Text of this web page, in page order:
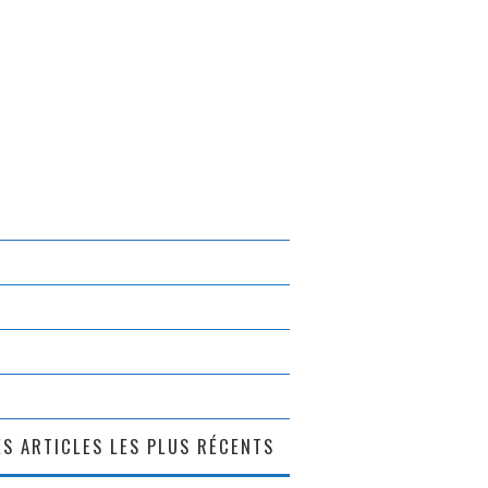
ARTICLES LES PLUS RÉCENTS